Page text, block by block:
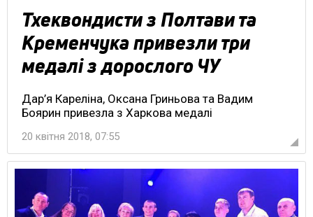
Тхеквондисти з Полтави та
Кременчука привезли три
медалі з дорослого ЧУ
Дар’я Кареліна, Оксана Гриньова та Вадим
Боярин привезла з Харкова медалі
20 квітня 2018, 07:55